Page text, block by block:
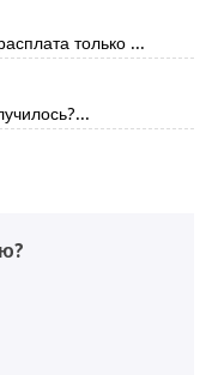
только ...